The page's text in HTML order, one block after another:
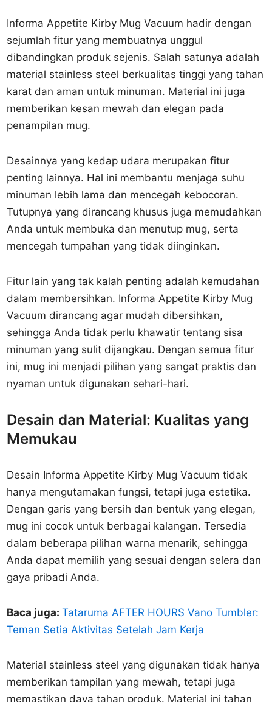
Informa Appetite Kirby Mug Vacuum hadir dengan
sejumlah fitur yang membuatnya unggul
dibandingkan produk sejenis. Salah satunya adalah
material stainless steel berkualitas tinggi yang tahan
karat dan aman untuk minuman. Material ini juga
memberikan kesan mewah dan elegan pada
penampilan mug.
Desainnya yang kedap udara merupakan fitur
penting lainnya. Hal ini membantu menjaga suhu
minuman lebih lama dan mencegah kebocoran.
Tutupnya yang dirancang khusus juga memudahkan
Anda untuk membuka dan menutup mug, serta
mencegah tumpahan yang tidak diinginkan.
Fitur lain yang tak kalah penting adalah kemudahan
dalam membersihkan. Informa Appetite Kirby Mug
Vacuum dirancang agar mudah dibersihkan,
sehingga Anda tidak perlu khawatir tentang sisa
minuman yang sulit dijangkau. Dengan semua fitur
ini, mug ini menjadi pilihan yang sangat praktis dan
nyaman untuk digunakan sehari-hari.
Desain dan Material: Kualitas yang
Memukau
Desain Informa Appetite Kirby Mug Vacuum tidak
hanya mengutamakan fungsi, tetapi juga estetika.
Dengan garis yang bersih dan bentuk yang elegan,
mug ini cocok untuk berbagai kalangan. Tersedia
dalam beberapa pilihan warna menarik, sehingga
Anda dapat memilih yang sesuai dengan selera dan
gaya pribadi Anda.
Baca juga:Tataruma AFTER HOURS Vano Tumbler:
Teman Setia Aktivitas Setelah Jam Kerja
Material stainless steel yang digunakan tidak hanya
memberikan tampilan yang mewah, tetapi juga
memastikan daya tahan produk. Material ini tahan